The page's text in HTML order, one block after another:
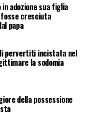
adozione sua figlia
fosse cresciuta
papa
pervertiti incistata nel
la sodomia
della possessione